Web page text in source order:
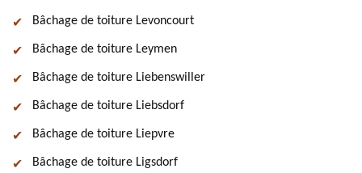
Bâchage de toiture Levoncourt
Bâchage de toiture Leymen
Bâchage de toiture Liebenswiller
Bâchage de toiture Liebsdorf
Bâchage de toiture Liepvre
Bâchage de toiture Ligsdorf